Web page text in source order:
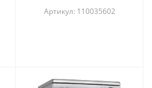
Артикул: 110035602